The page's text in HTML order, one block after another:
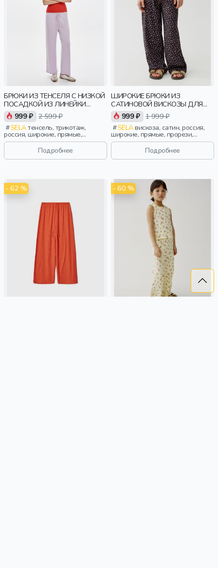
БРЮКИ ИЗ ТЕНСЕЛЯ С НИЗКОЙ
ПОСАДКОЙ ИЗ ЛИНЕЙКИ
YOUNG
999 ₽ 2 599 ₽
SELAтенсель, трикотаж,
россия, широкие, прямые,
резинка, пояс, девочки,
старшеклассники, дети
Подробнее
ШИРОКИЕ БРЮКИ ИЗ
САТИНОВОЙ ВИСКОЗЫ ДЛЯ
ДЕВОЧЕК
999 ₽ 1 999 ₽
SELAвискоза, сатин, россия,
широкие, прямые, прорези,
кулиска, пояс, эластичные,
девочки, детиПодробнее
- 62 % - 60 %